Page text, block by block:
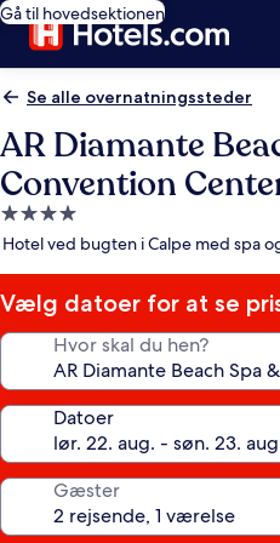
Gå til hovedsektionen
Se alle overnatningssteder
AR Diamante
Convention
4.0-
stjernet
Hotel ved bugten i Calpe med spa
Vælg datoer for at se
Hvor skal du hen?
Datoer
Gæster